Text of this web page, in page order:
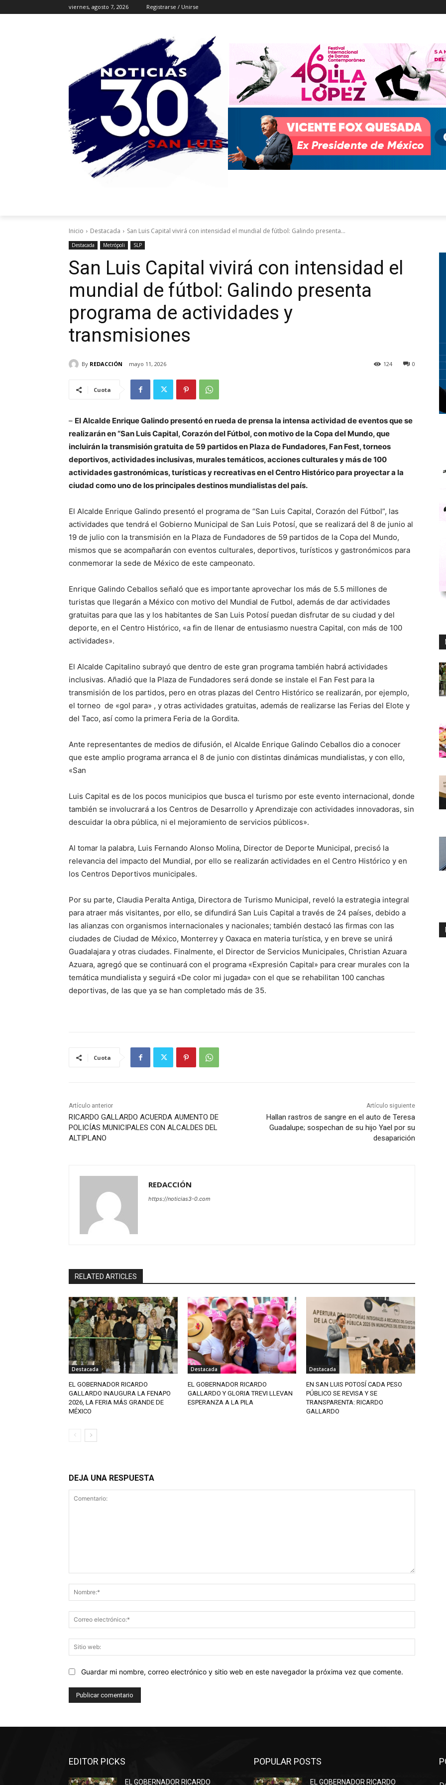
viernes, agosto 7, 2026 Registrarse / Unirse
Inicio Destacada San Luis Capital vivirá con intensidad el mundial de fútbol: Galindo presenta...
Destacada Metrópoli SLP
San Luis Capital vivirá con intensidad el
mundial de fútbol: Galindo presenta
programa de actividades y
transmisiones
By REDACCIÓN mayo 11, 2026 0
124
Cuota
– El Alcalde Enrique Galindo presentó en rueda de prensa la intensa actividad de eventos que se
realizarán en “San Luis Capital, Corazón del Fútbol, con motivo de la Copa del Mundo, que
incluirán la transmisión gratuita de 59 partidos en Plaza de Fundadores, Fan Fest, torneos
deportivos, actividades inclusivas, murales temáticos, acciones culturales y más de 100
actividades gastronómicas, turísticas y recreativas en el Centro Histórico para proyectar a la
ciudad como uno de los principales destinos mundialistas del país.
El Alcalde Enrique Galindo presentó el programa de “San Luis Capital, Corazón del Fútbol”, las
actividades que tendrá el Gobierno Municipal de San Luis Potosí, que se realizará del 8 de junio al
19 de julio con la transmisión en la Plaza de Fundadores de 59 partidos de la Copa del Mundo,
mismos que se acompañarán con eventos culturales, deportivos, turísticos y gastronómicos para
conmemorar la sede de México de este campeonato.
Enrique Galindo Ceballos señaló que es importante aprovechar los más de 5.5 millones de
turistas que llegarán a México con motivo del Mundial de Futbol, además de dar actividades
gratuitas para que las y los habitantes de San Luis Potosí puedan disfrutar de su ciudad y del
deporte, en el Centro Histórico, «a fin de llenar de entusiasmo nuestra Capital, con más de 100
actividades».
El Alcalde Capitalino subrayó que dentro de este gran programa también habrá actividades
inclusivas. Añadió que la Plaza de Fundadores será donde se instale el Fan Fest para la
transmisión de los partidos, pero en otras plazas del Centro Histórico se realizarán, por ejemplo,
el torneo de «gol para» , y otras actividades gratuitas, además de realizarse las Ferias del Elote y
del Taco, así como la primera Feria de la Gordita.
Ante representantes de medios de difusión, el Alcalde Enrique Galindo Ceballos dio a conocer
que este amplio programa arranca el 8 de junio con distintas dinámicas mundialistas, y con ello,
«San
Luis Capital es de los pocos municipios que busca el turismo por este evento internacional, donde
también se involucrará a los Centros de Desarrollo y Aprendizaje con actividades innovadoras, sin
descuidar la obra pública, ni el mejoramiento de servicios públicos».
Al tomar la palabra, Luis Fernando Alonso Molina, Director de Deporte Municipal, precisó la
relevancia del impacto del Mundial, por ello se realizarán actividades en el Centro Histórico y en
los Centros Deportivos municipales.
Por su parte, Claudia Peralta Antiga, Directora de Turismo Municipal, reveló la estrategia integral
para atraer más visitantes, por ello, se difundirá San Luis Capital a través de 24 países, debido a
las alianzas con organismos internacionales y nacionales; también destacó las firmas con las
ciudades de Ciudad de México, Monterrey y Oaxaca en materia turística, y en breve se unirá
Guadalajara y otras ciudades. Finalmente, el Director de Servicios Municipales, Christian Azuara
Azuara, agregó que se continuará con el programa «Expresión Capital» para crear murales con la
temática mundialista y seguirá «De color mi jugada» con el que se rehabilitan 100 canchas
deportivas, de las que ya se han completado más de 35.
Cuota
Artículo anterior
RICARDO GALLARDO ACUERDA AUMENTO DE
POLICÍAS MUNICIPALES CON ALCALDES DEL
ALTIPLANO
Artículo siguiente
Hallan rastros de sangre en el auto de Teresa
Guadalupe; sospechan de su hijo Yael por su
desaparición
REDACCIÓN
https://noticias3-0.com
RELATED ARTICLES
Destacada
EL GOBERNADOR RICARDO
GALLARDO INAUGURA LA FENAPO
2026, LA FERIA MÁS GRANDE DE
MÉXICO
Destacada
EL GOBERNADOR RICARDO
GALLARDO Y GLORIA TREVI LLEVAN
ESPERANZA A LA PILA
Destacada
EN SAN LUIS POTOSÍ CADA PESO
PÚBLICO SE REVISA Y SE
TRANSPARENTA: RICARDO
GALLARDO
DEJA UNA RESPUESTA
web:
Guardar mi nombre, correo electrónico y sitio web en este navegador la próxima vez que comente.
EDITOR PICKS
EL GOBERNADOR RICARDO
POPULAR POSTS
EL GOBERNADOR RICARDO